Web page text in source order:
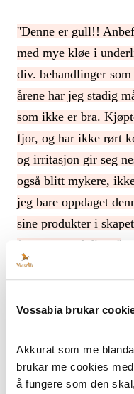
Vossabia brukar
Akkurat som me
brukar me cookies
å fungere som den
''Denne er gull!!
med mye kløe i
div. behandlinger
årene har jeg stadig
som ikke er bra.
fjor, og har ikke rørt
og irritasjon gir seg
også blitt mykere,
jeg bare oppdaget
sine produkter i
fortsette med disse.''
- anonym.
Kamillebalsam (og
under fødsel: smør
svangerskapet, så er